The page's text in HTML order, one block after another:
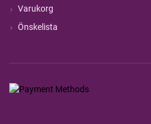
Varukorg
Önskelista